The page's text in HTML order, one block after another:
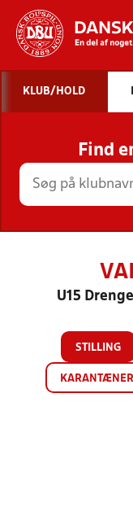
KLUB/HOLD
Find
U15
STILLING
KARANTÆNER